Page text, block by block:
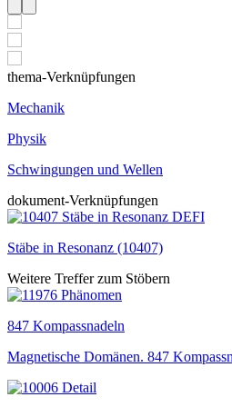
thema-Verknüpfungen
Mechanik
Physik
Schwingungen und Wellen
dokument-Verknüpfungen
Stäbe in Resonanz (10407)
Weitere Treffer zum Stöbern
847 Kompassnadeln
Magnetische Domänen. 847